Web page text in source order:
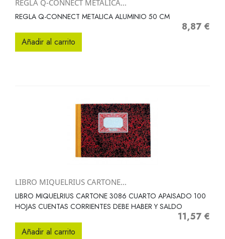
REGLA Q-CONNECT METALICA...
REGLA Q-CONNECT METALICA ALUMINIO 50 CM
Precio
8,87 €
Añadir al carrito
LIBRO MIQUELRIUS CARTONE...
LIBRO MIQUELRIUS CARTONE 3086 CUARTO APAISADO 100
HOJAS CUENTAS CORRIENTES DEBE HABER Y SALDO
Precio
11,57 €
Añadir al carrito